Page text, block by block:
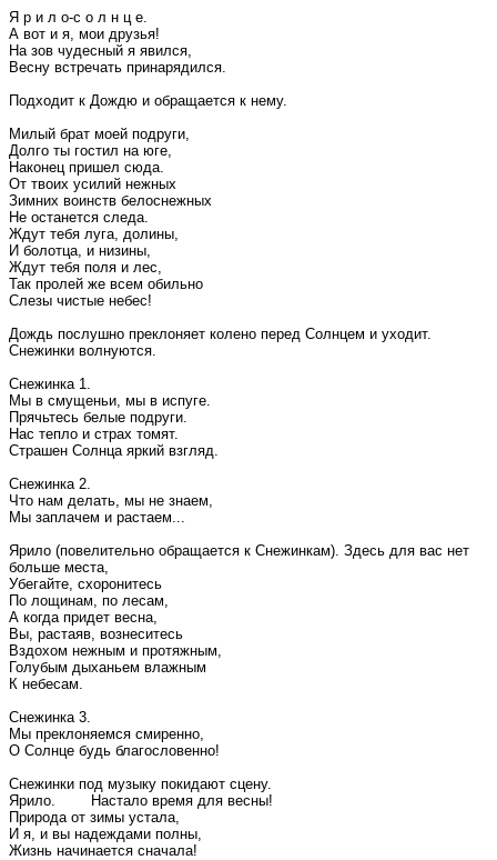
Я р и л о-с о л н ц е.
А вот и я, мои друзья!
На зов чудесный я явился,
Весну встречать принарядился.
Подходит к Дождю и обращается к нему.
Милый брат моей подруги,
Долго ты гостил на юге,
Наконец пришел сюда.
От твоих усилий нежных
Зимних воинств белоснежных
Не останется следа.
Ждут тебя луга, долины,
И болотца, и низины,
Ждут тебя поля и лес,
Так пролей же всем обильно
Слезы чистые небес!
Дождь послушно преклоняет колено перед Солнцем и уходит.
Снежинки волнуются.
Снежинка 1.
Мы в смущеньи, мы в испуге.
Прячьтесь белые подруги.
Нас тепло и страх томят.
Страшен Солнца яркий взгляд.
Снежинка 2.
Что нам делать, мы не знаем,
Мы заплачем и растаем...
Ярило (повелительно обращается к Снежинкам). Здесь для вас нет
больше места,
Убегайте, схоронитесь
По лощинам, по лесам,
А когда придет весна,
Вы, растаяв, вознеситесь
Вздохом нежным и протяжным,
Голубым дыханьем влажным
К небесам.
Снежинка 3.
Мы преклоняемся смиренно,
О Солнце будь благословенно!
Снежинки под музыку покидают сцену.
Ярило. Настало время для весны!
Природа от зимы устала,
И я, и вы надеждами полны,
Жизнь начинается сначала!